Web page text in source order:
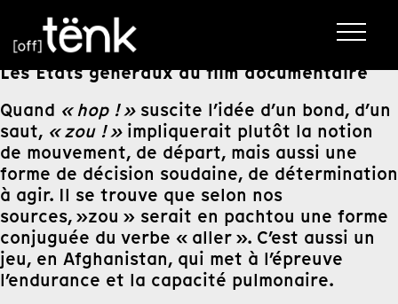
Les États généraux du film documentaire
Quand « hop ! »suscite l’idée d’un bond, d’un
saut, « zou ! »impliquerait plutôt la notion
de mouvement, de départ, mais aussi une
forme de décision soudaine, de détermination
à agir. Il se trouve que selon nos
sources, »zou » serait en pachtou une forme
conjuguée du verbe « aller ». C’est aussi un
jeu, en Afghanistan, qui met à l’épreuve
l’endurance et la capacité pulmonaire.